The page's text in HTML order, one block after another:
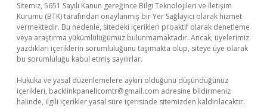
Sitemiz, 5651 Sayılı Kanun gereğince Bilgi Teknolojileri ve İletişim
Kurumu (BTK) tarafından onaylanmış bir Yer Sağlayıcı olarak hizmet
vermektedir. Bu nedenle, sitedeki içerikleri proaktif olarak denetleme
veya araştırma yükümlülüğümüz bulunmamaktadır. Ancak, üyelerimiz
yazdıkları içeriklerin sorumluluğunu taşımakta olup, siteye üye olarak
bu sorumluluğu kabul etmiş sayılırlar.
Hukuka ve yasal düzenlemelere aykırı olduğunu düşündüğünüz
içerikleri, backlinkpanelicomtr@gmail.com adresine bildirmeniz
halinde, ilgili içerikler yasal süre içerisinde sitemizden kaldırılacaktır.